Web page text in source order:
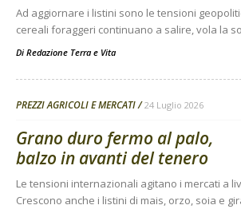
Ad aggiornare i listini sono le tensioni
cereali foraggeri continuano a salire, vola la
Di Redazione Terra e Vita
PREZZI AGRICOLI E MERCATI 24 Luglio 2026
Grano duro fermo al palo,
balzo in avanti del tenero
Le tensioni internazionali agitano i mercati a
Crescono anche i listini di mais, orzo, soia e